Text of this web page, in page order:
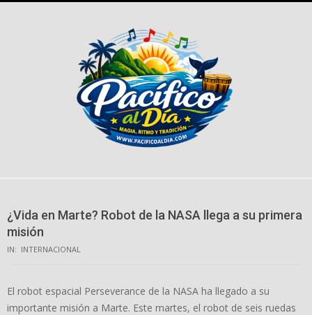
¿Vida en Marte? Robot de la NASA llega a su primera
misión
IN: INTERNACIONAL
El robot espacial Perseverance de la NASA ha llegado a su
importante misión a Marte. Este martes, el robot de seis ruedas